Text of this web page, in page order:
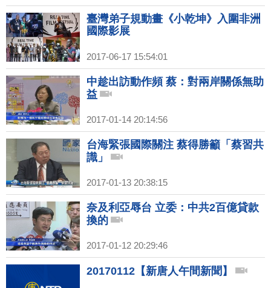
臺灣弟子規動畫《小乾坤》入圍非洲
國際影展
2017-06-17 15:54:01
中趁出訪動作頻 蔡：對兩岸關係無助
益
2017-01-14 20:14:56
台海緊張國際關注 蔡得勝籲「蔡習共
識」
2017-01-13 20:38:15
奈及利亞辱台 立委：中共2百億貸款
換的
2017-01-12 20:29:46
20170112【新唐人午間新聞】